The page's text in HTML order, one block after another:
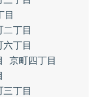
目
二丁目
六丁目
京町四丁目
三丁目